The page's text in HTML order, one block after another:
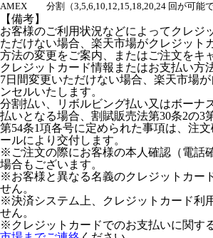
AMEX
分割（3,5,6,10,12,15,18,20,24 回が可能
【備考】
お客様のご利用状況などによってクレジ
ただけない場合、楽天市場がクレジット
方法の変更をご案内、またはご注文をキ
クレジットカード情報またはお支払い方
7日間変更いただけない場合、楽天市場
ンセルいたします。
分割払い、リボルビング払い又はボーナ
払いとなる場合、割賦販売法第30条2の3
第54条1項各号に定められた事項は、注
ールにより交付します。
※ご注文の際にお客様の本人確認（電話
場合もございます。
※お客様と異なる名義のクレジットカー
せん。
※決済システム上、クレジットカード利
せん。
※クレジットカードでのお支払いに関す